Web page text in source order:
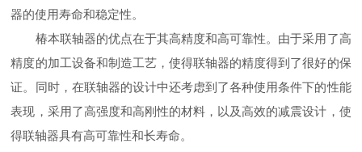
器的使用寿命和稳定性。
椿本联轴器的优点在于其高精度和高可靠性。由于采用了高
精度的加工设备和制造工艺，使得联轴器的精度得到了很好的保
证。同时，在联轴器的设计中还考虑到了各种使用条件下的性能
表现，采用了高强度和高刚性的材料，以及高效的减震设计，使
得联轴器具有高可靠性和长寿命。